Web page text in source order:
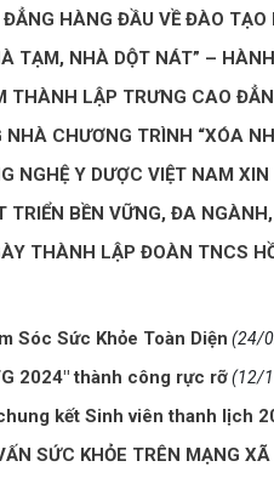
HÀNG ĐẦU VỀ ĐÀO TẠO
TẠM, NHÀ DỘT NÁT” –
THÀNH LẬP TRƯNG CAO
NHÀ CHƯƠNG TRÌNH “XÓA
NGHỆ Y DƯỢC VIỆT NAM
TRIỂN BỀN VỮNG, ĐA
THÀNH LẬP ĐOÀN TNCS
Sóc Sức Khỏe Toàn Diện (24/
2024" thành công rực rỡ(12/
kết Sinh viên thanh lịch
SỨC KHỎE TRÊN MẠNG XÃ